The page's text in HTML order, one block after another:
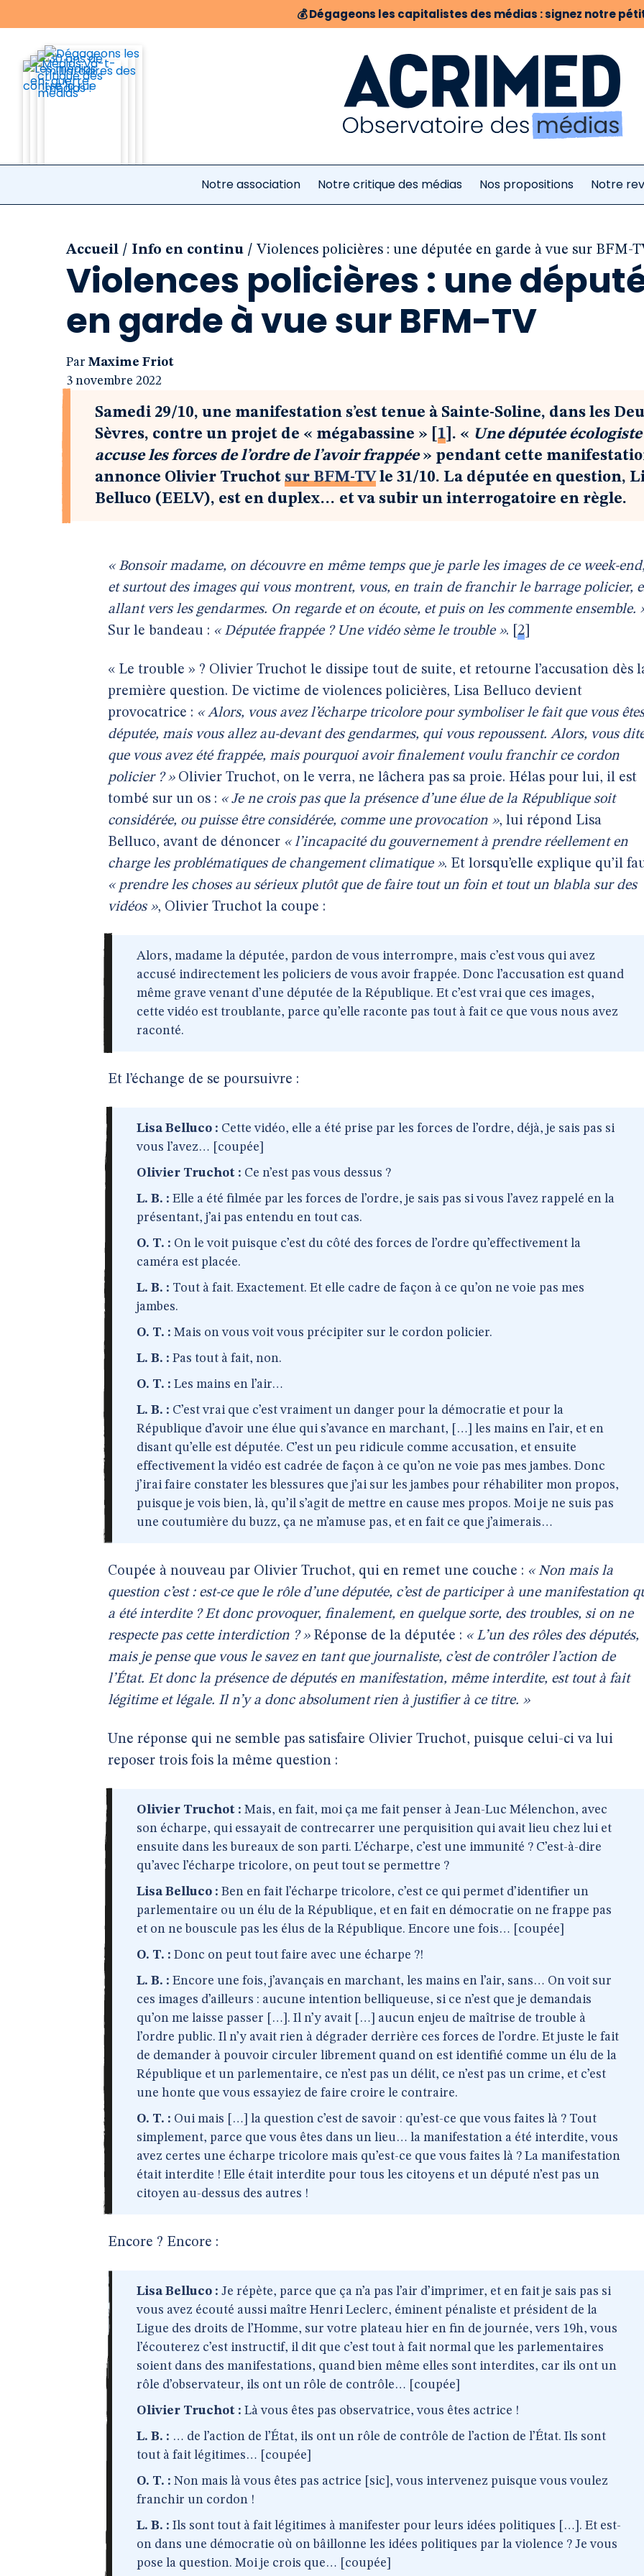
💰Dégageons les capitalistes des médias : signez notre
Notre association Notre critique des médias Nos propositions Notre
Accueil / Info en continu / Violences policières : une députée en garde à vue sur BFM-
Violences policières : une
en garde à vue sur BFM-TV
Par Maxime Friot
3 novembre 2022
Samedi 29/10, une manifestation s’est tenue à Sainte-Soline, dans les
Sèvres, contre un projet de « mégabassine »
1 . « Une députée écologiste
accuse les forces de l’ordre de l’avoir frappée» pendant cette
annonce Olivier Truchot sur BFM-TV le 31/10. La députée en question,
Belluco (EELV), est en duplex… et va subir un interrogatoire en règle.
« Bonsoir madame, on découvre en même temps que je parle les images de ce week-
et surtout des images qui vous montrent, vous, en train de franchir le barrage policier,
allant vers les gendarmes. On regarde et on écoute, et puis on les commente ensemble.
Sur le bandeau : « Députée frappée ? Une vidéo sème le trouble ». 2
« Le trouble » ? Olivier Truchot le dissipe tout de suite, et retourne l’accusation dès
première question. De victime de violences policières, Lisa Belluco devient
provocatrice : « Alors, vous avez l’écharpe tricolore pour symboliser le fait que vous êtes
députée, mais vous allez au-devant des gendarmes, qui vous repoussent. Alors, vous
que vous avez été frappée, mais pourquoi avoir finalement voulu franchir ce cordon
policier ? »Olivier Truchot, on le verra, ne lâchera pas sa proie. Hélas pour lui, il est
tombé sur un os : « Je ne crois pas que la présence d’une élue de la République soit
considérée, ou puisse être considérée, comme une provocation », lui répond Lisa
Belluco, avant de dénoncer « l’incapacité du gouvernement à prendre réellement en
charge les problématiques de changement climatique ». Et lorsqu’elle explique qu’il
« prendre les choses au sérieux plutôt que de faire tout un foin et tout un blabla sur des
vidéos », Olivier Truchot la coupe :
Alors, madame la députée, pardon de vous interrompre, mais c’est vous qui avez
accusé indirectement les policiers de vous avoir frappée. Donc l’accusation est quand
même grave venant d’une députée de la République. Et c’est vrai que ces images,
cette vidéo est troublante, parce qu’elle raconte pas tout à fait ce que vous nous avez
raconté.
Et l’échange de se poursuivre :
Lisa Belluco : Cette vidéo, elle a été prise par les forces de l’ordre, déjà, je sais pas si
vous l’avez… [coupée]
Olivier Truchot : Ce n’est pas vous dessus ?
L. B. : Elle a été filmée par les forces de l’ordre, je sais pas si vous l’avez rappelé en la
présentant, j’ai pas entendu en tout cas.
O. T. : On le voit puisque c’est du côté des forces de l’ordre qu’effectivement la
caméra est placée.
L. B. : Tout à fait. Exactement. Et elle cadre de façon à ce qu’on ne voie pas mes
jambes.
O. T. : Mais on vous voit vous précipiter sur le cordon policier.
L. B. : Pas tout à fait, non.
O. T. : Les mains en l’air…
L. B. : C’est vrai que c’est vraiment un danger pour la démocratie et pour la
République d’avoir une élue qui s’avance en marchant, […] les mains en l’air, et en
disant qu’elle est députée. C’est un peu ridicule comme accusation, et ensuite
effectivement la vidéo est cadrée de façon à ce qu’on ne voie pas mes jambes. Donc
j’irai faire constater les blessures que j’ai sur les jambes pour réhabiliter mon propos,
puisque je vois bien, là, qu’il s’agit de mettre en cause mes propos. Moi je ne suis pas
une coutumière du buzz, ça ne m’amuse pas, et en fait ce que j’aimerais…
Coupée à nouveau par Olivier Truchot, qui en remet une couche : « Non mais la
question c’est : est-ce que le rôle d’une députée, c’est de participer à une manifestation
a été interdite ? Et donc provoquer, finalement, en quelque sorte, des troubles, si on ne
respecte pas cette interdiction ? »Réponse de la députée : « L’un des rôles des députés,
mais je pense que vous le savez en tant que journaliste, c’est de contrôler l’action de
l’État. Et donc la présence de députés en manifestation, même interdite, est tout à fait
légitime et légale. Il n’y a donc absolument rien à justifier à ce titre. »
Une réponse qui ne semble pas satisfaire Olivier Truchot, puisque celui-ci va lui
reposer trois fois la même question :
Olivier Truchot : Mais, en fait, moi ça me fait penser à Jean-Luc Mélenchon, avec
son écharpe, qui essayait de contrecarrer une perquisition qui avait lieu chez lui et
ensuite dans les bureaux de son parti. L’écharpe, c’est une immunité ? C’est-à-dire
qu’avec l’écharpe tricolore, on peut tout se permettre ?
Lisa Belluco : Ben en fait l’écharpe tricolore, c’est ce qui permet d’identifier un
parlementaire ou un élu de la République, et en fait en démocratie on ne frappe pas
et on ne bouscule pas les élus de la République. Encore une fois… [coupée]
O. T. : Donc on peut tout faire avec une écharpe ?!
L. B. : Encore une fois, j’avançais en marchant, les mains en l’air, sans… On voit sur
ces images d’ailleurs : aucune intention belliqueuse, si ce n’est que je demandais
qu’on me laisse passer […]. Il n’y avait […] aucun enjeu de maîtrise de trouble à
l’ordre public. Il n’y avait rien à dégrader derrière ces forces de l’ordre. Et juste le fait
de demander à pouvoir circuler librement quand on est identifié comme un élu de la
République et un parlementaire, ce n’est pas un délit, ce n’est pas un crime, et c’est
une honte que vous essayiez de faire croire le contraire.
O. T. : Oui mais […] la question c’est de savoir : qu’est-ce que vous faites là ? Tout
simplement, parce que vous êtes dans un lieu… la manifestation a été interdite, vous
avez certes une écharpe tricolore mais qu’est-ce que vous faites là ? La manifestation
était interdite ! Elle était interdite pour tous les citoyens et un député n’est pas un
citoyen au-dessus des autres !
Encore ? Encore :
Lisa Belluco : Je répète, parce que ça n’a pas l’air d’imprimer, et en fait je sais pas si
vous avez écouté aussi maître Henri Leclerc, éminent pénaliste et président de la
Ligue des droits de l’Homme, sur votre plateau hier en fin de journée, vers 19h, vous
l’écouterez c’est instructif, il dit que c’est tout à fait normal que les parlementaires
soient dans des manifestations, quand bien même elles sont interdites, car ils ont un
rôle d’observateur, ils ont un rôle de contrôle… [coupée]
Olivier Truchot : Là vous êtes pas observatrice, vous êtes actrice !
L. B. : … de l’action de l’État, ils ont un rôle de contrôle de l’action de l’État. Ils sont
tout à fait légitimes… [coupée]
O. T. : Non mais là vous êtes pas actrice [sic], vous intervenez puisque vous voulez
franchir un cordon !
L. B. : Ils sont tout à fait légitimes à manifester pour leurs idées politiques […]. Et est-
on dans une démocratie où on bâillonne les idées politiques par la violence ? Je vous
pose la question. Moi je crois que… [coupée]